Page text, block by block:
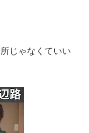
じゃなくていい